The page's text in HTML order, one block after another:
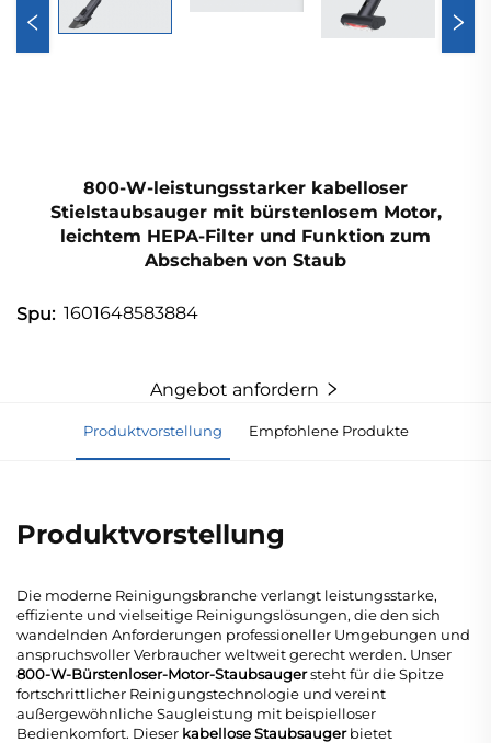
800-W-leistungsstarker kabelloser
Stielstaubsauger mit bürstenlosem Motor,
leichtem HEPA-Filter und Funktion zum
Abschaben von Staub
Spu: 1601648583884
Angebot anfordern
Produktvorstellung Empfohlene Produkte
Produktvorstellung
Die moderne Reinigungsbranche verlangt leistungsstarke,
effiziente und vielseitige Reinigungslösungen, die den sich
wandelnden Anforderungen professioneller Umgebungen und
anspruchsvoller Verbraucher weltweit gerecht werden. Unser
800-W-Bürstenloser-Motor-Staubsaugersteht für die Spitze
fortschrittlicher Reinigungstechnologie und vereint
außergewöhnliche Saugleistung mit beispielloser
Bedienkomfort. Dieser kabellose Staubsaugerbietet